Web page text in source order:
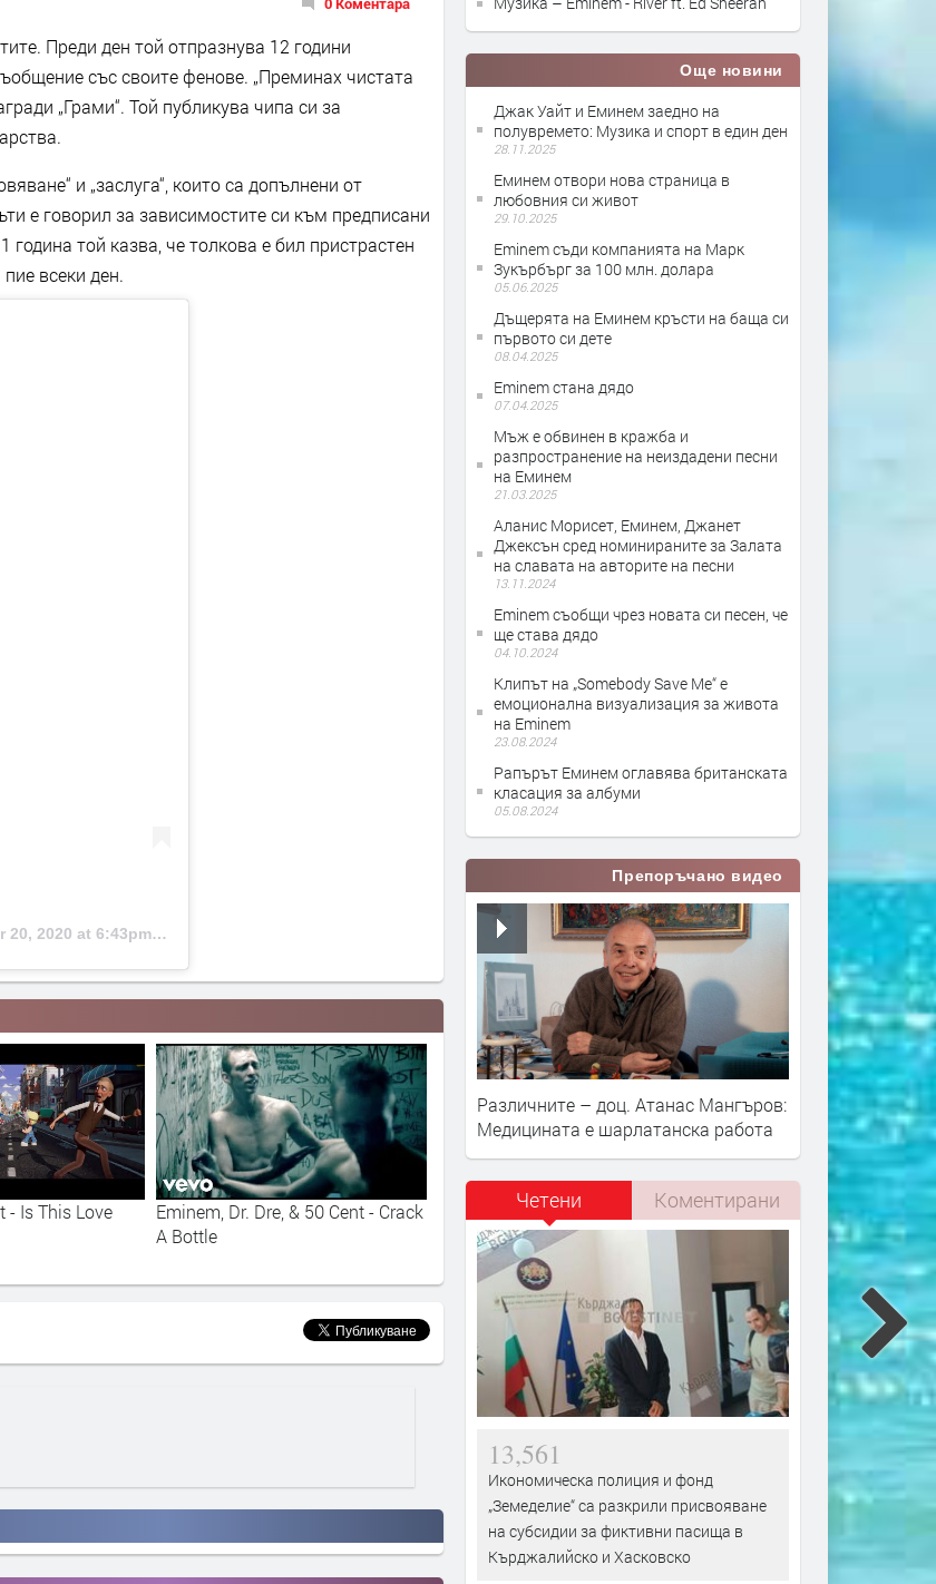
Преди ден той отпразнува 12 години
със своите фенове. „Преминах чистата
„Грами“. Той публикува чипа си за
и „заслуга“, които са допълнени от
е говорил за зависимостите си към предписани
година той казва, че толкова е бил пристрастен
всеки ден.
20, 2020 at 6:43pm PDT
- Is This Love
Eminem, Dr. Dre, & 50 Cent - Crack
A Bottle
Eminem ft. CeeLo Green - The King
And I (от филма "Елвис")
Jessie Reyez - COFFIN ft.
Още новини
Джак Уайт и Еминем заедно на
полувремето: Музика и спорт в един ден
28.11.2025
Еминем отвори нова страница в
любовния си живот
29.10.2025
Eminem съди компанията на Марк
Зукърбърг за 100 млн. долара
05.06.2025
Дъщерята на Еминем кръсти на баща си
първото си дете
08.04.2025
Eminem стана дядо
07.04.2025
Мъж е обвинен в кражба и
разпространение на неиздадени песни
на Еминем
21.03.2025
Аланис Морисет, Еминем, Джанет
Джексън сред номинираните за Залата
на славата на авторите на песни
13.11.2024
Eminem съобщи чрез новата си песен, че
ще става дядо
04.10.2024
Клипът на „Somebody Save Me“ е
емоционална визуализация за живота
на Eminem
23.08.2024
Рапърът Еминем оглавява британската
класация за албуми
05.08.2024
Препоръчано видео
Различните – доц. Атанас Мангъров:
Медицината е шарлатанска работа
Четени Коментирани
13,561
Икономическа полиция и фонд
„Земеделие“ са разкрили присвояване
на субсидии за фиктивни пасища в
Кърджалийско и Хасковско